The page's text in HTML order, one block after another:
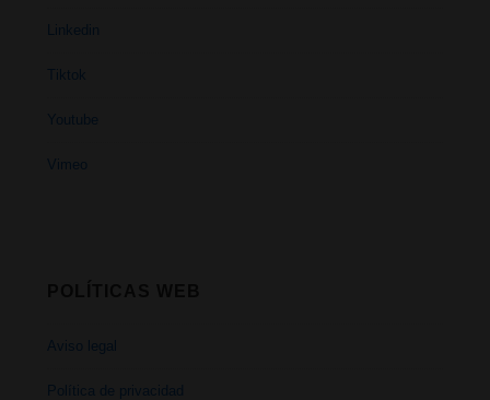
Linkedin
Tiktok
Youtube
Vimeo
Aviso legal
Política de privacidad